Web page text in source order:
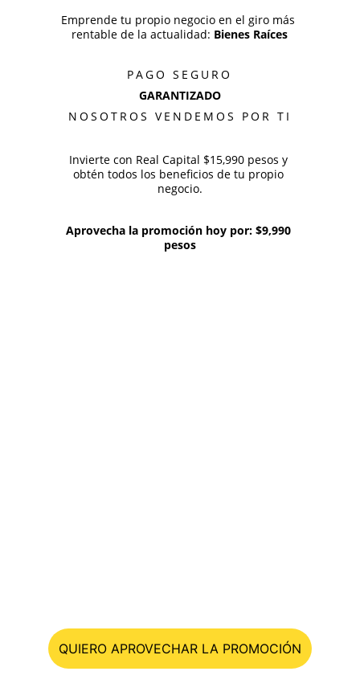
Emprende tu propio negocio en el giro más
rentable de la actualidad: Bienes Raíces
PAGO SEGURO
GARANTIZADO
NOSOTROS VENDEMOS POR TI
Invierte con Real Capital $15,990 pesos y
obtén todos los beneficios de tu propio
negocio.
Aprovecha la promoción hoy por: $9,990
pesos
QUIERO APROVECHAR LA PROMOCIÓN